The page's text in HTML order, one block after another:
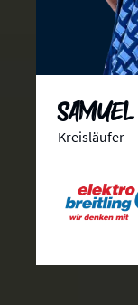
Kreisläufer